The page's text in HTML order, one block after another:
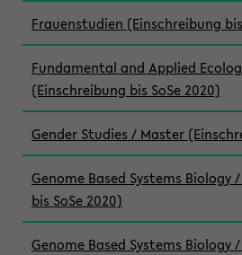
Frauenstudien (Einschreibung bis
Fundamental and Applied
(Einschreibung bis SoSe 2020)
Gender Studies / Master
Genome Based Systems Biology
bis SoSe 2020)
Genome Based Systems Biology